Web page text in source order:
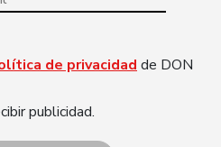
de privacidad de DON
publicidad.